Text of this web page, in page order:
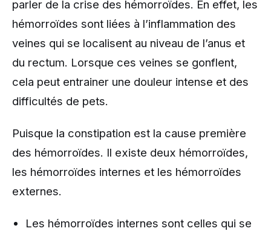
parler de la crise des hémorroïdes. En effet, les
hémorroïdes sont liées à l’inflammation des
veines qui se localisent au niveau de l’anus et
du rectum. Lorsque ces veines se gonflent,
cela peut entrainer une douleur intense et des
difficultés de pets.
Puisque la constipation est la cause première
des hémorroïdes. Il existe deux hémorroïdes,
les hémorroïdes internes et les hémorroïdes
externes.
Les hémorroïdes internes sont celles qui se